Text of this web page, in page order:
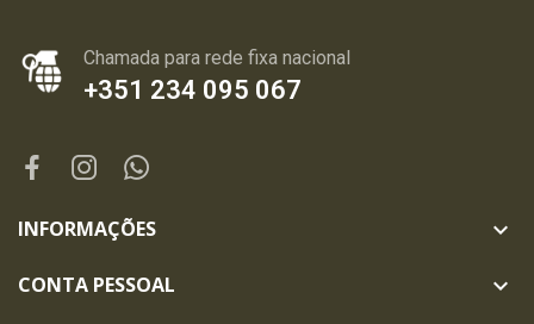
Chamada para rede fixa nacional
+351 234 095 067
INFORMAÇÕES 
CONTA PESSOAL 